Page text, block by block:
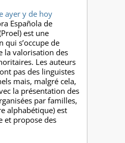
ayer y de hoy
Española de
est une
qui s’occupe de
la valorisation des
Les auteurs
pas des linguistes
mais, malgré cela,
la présentation des
par familles,
alphabétique) est
et propose des